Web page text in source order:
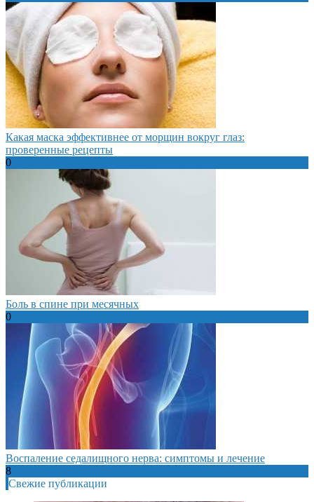
Какая маска эффективнее от морщин вокруг глаз:
проверенные рецепты
0
Боль в спине при месячных
0
Воспаление седалищного нерва: симптомы и лечение
8
Свежие публикации